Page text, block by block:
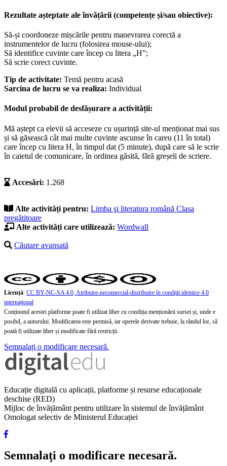
Rezultate așteptate ale învățării (competențe și/sau obiective):
Să-și coordoneze mișcările pentru manevrarea corectă a
instrumentelor de lucru (folosirea mouse-ului);
Să identifice cuvinte care încep cu litera „H”;
Să scrie corect cuvinte.
Tip de activitate: Temă pentru acasă
Sarcina de lucru se va realiza: Individual
Modul probabil de desfășurare a activității:
Mă aștept ca elevii să acceseze cu ușurință site-ul menționat mai sus
și să găsească cât mai multe cuvinte ascunse în careu (11 în total)
care încep cu litera H, în timpul dat (5 minute), după care să le scrie
în caietul de comunicare, în ordinea găsită, fără greșeli de scriere.
Accesări: 1.268
Alte activități pentru: Limba şi literatura română Clasa
pregătitoare
Alte activități care utilizează: Wordwall
Căutare avansată
Licență: CC BY-NC-SA 4.0, Atribuire-necomercial-distribuire în condiţii identice 4.0
internațional
Conținutul acestei platforme poate fi utilizat liber cu condiția menționării sursei și, unde e
posibil, a autorului. Modificarea este permisă, iar operele derivate trebuie, la rândul lor, să
poată fi utilizate liber și modificate fără restricții.
Semnalați o modificare necesară.
Educație digitală cu aplicații, platforme și resurse educaționale
deschise (RED)
Mijloc de învățământ pentru utilizare în sistemul de învățământ
Omologat selectiv de Ministerul Educației
Semnalați o modificare necesară.